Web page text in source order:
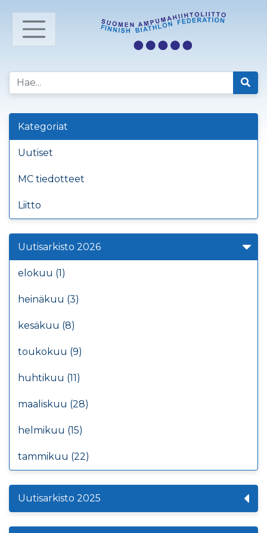
Kategoriat
Uutiset
MC tiedotteet
Liitto
Uutisarkisto 2026
elokuu (1)
heinäkuu (3)
kesäkuu (8)
toukokuu (9)
huhtikuu (11)
maaliskuu (28)
helmikuu (15)
tammikuu (22)
Uutisarkisto 2025